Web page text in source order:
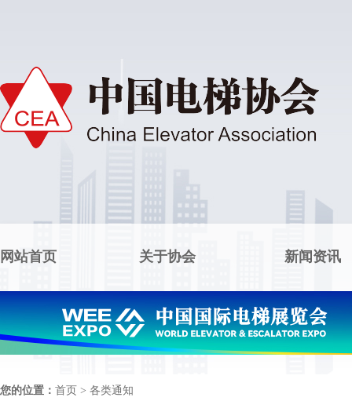
网站首页 关于协会 新闻资讯
您的位置： 首页 > 各类通知